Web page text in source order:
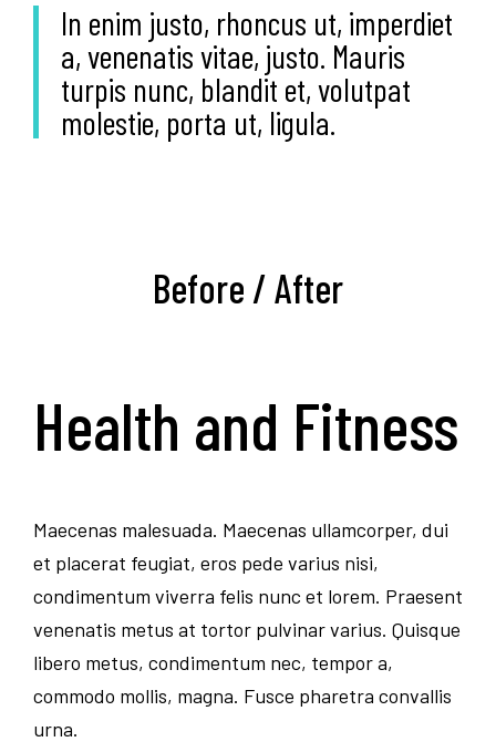
In enim justo, rhoncus ut, imperdiet
a, venenatis vitae, justo. Mauris
turpis nunc, blandit et, volutpat
molestie, porta ut, ligula.
Before / After
Health and Fitness
Maecenas malesuada. Maecenas ullamcorper, dui
et placerat feugiat, eros pede varius nisi,
condimentum viverra felis nunc et lorem. Praesent
venenatis metus at tortor pulvinar varius. Quisque
libero metus, condimentum nec, tempor a,
commodo mollis, magna. Fusce pharetra convallis
urna.